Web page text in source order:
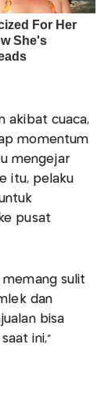
akibat cuaca,
momentum
mengejar
itu, pelaku
pusat
memang sulit
dan
bisa
ini,"